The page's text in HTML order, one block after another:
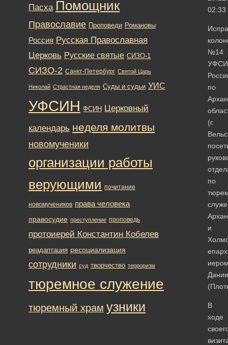
02:33
№14
по
(г.
по
и
В
ходе
Пасха Помощник
Православие Проповеди Романовы
Россия Русская Православная
Церковь Русские святые СИЗО-1
СИЗО-2 Санкт-Петербург Святой Царь
Николай Страстная неделя Суды и судьи УИС
УФСИН ФСИН Церковный
календарь неделя молитвы
новомученики
организации работы
верующими почитание
новомучеников права человека
правосудие преступление проповедь
протоиерей Константин Кобелев
реадаптация ресоциализация
сотрудники суд творчество терроризм
тюремное служение
тюремный храм узники